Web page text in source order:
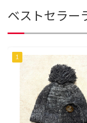
ベストセラー